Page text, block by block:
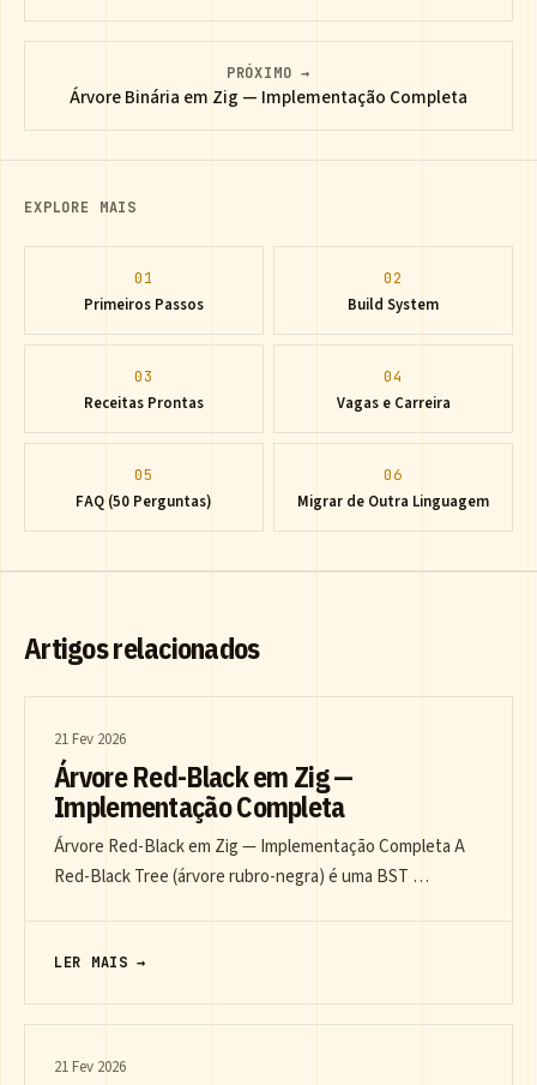
PRÓXIMO →
Árvore Binária em Zig — Implementação Completa
EXPLORE MAIS
01
Primeiros Passos
02
Build System
03
Receitas Prontas
04
Vagas e Carreira
05
FAQ (50 Perguntas)
06
Migrar de Outra Linguagem
Artigos relacionados
21 Fev 2026
Árvore Red-Black em Zig —
Implementação Completa
Árvore Red-Black em Zig — Implementação Completa A
Red-Black Tree (árvore rubro-negra) é uma BST …
LER MAIS →
21 Fev 2026